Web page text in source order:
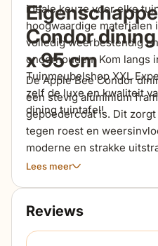
ideale keuze voor elke
hoogwaardige
volledig weerbestendig
onderhouden. Kom langs
Tuinmeubelshop XXL
zelf de luxe en kwaliteit
dining tuintafel!
Condor
x 95 cm
De Apple Bee Condor
een stevig aluminium
gepoedercoat is. Dit
tegen roest en
moderne en strakke
is gemaakt van
verloop van tijd ontwikkelt
vergrijzing, wat bijdraagt
Lees meer
Reviews